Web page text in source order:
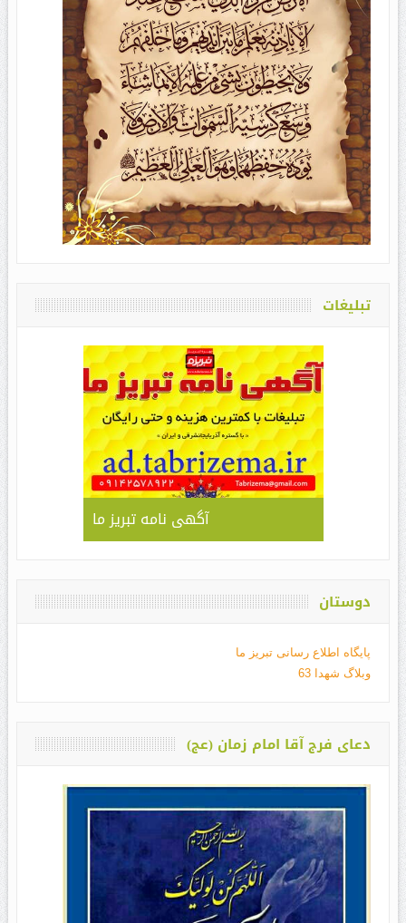
تبلیغات
آگهی نامه تبریز ما
دوستان
پایگاه اطلاع رسانی تبریز ما
وبلاگ شهدا 63
دعای فرج آقا امام زمان (عج)